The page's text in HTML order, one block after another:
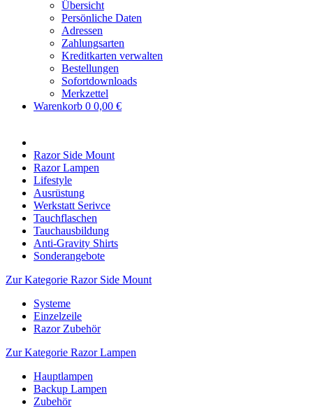
Übersicht
Persönliche Daten
Adressen
Zahlungsarten
Kreditkarten verwalten
Bestellungen
Sofortdownloads
Merkzettel
Warenkorb 0 0,00 €
Razor Side Mount
Razor Lampen
Lifestyle
Ausrüstung
Werkstatt Serivce
Tauchflaschen
Tauchausbildung
Anti-Gravity Shirts
Sonderangebote
Zur Kategorie Razor Side Mount
Systeme
Einzelzeile
Razor Zubehör
Zur Kategorie Razor Lampen
Hauptlampen
Backup Lampen
Zubehör